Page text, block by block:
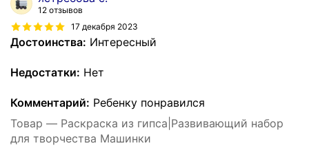
12 отзывов
17 декабря 2023
Достоинства: Интересный
Недостатки: Нет
Комментарий: Ребенку понравился
Товар — Раскраска из гипса|Развивающий набор
для творчества Машинки